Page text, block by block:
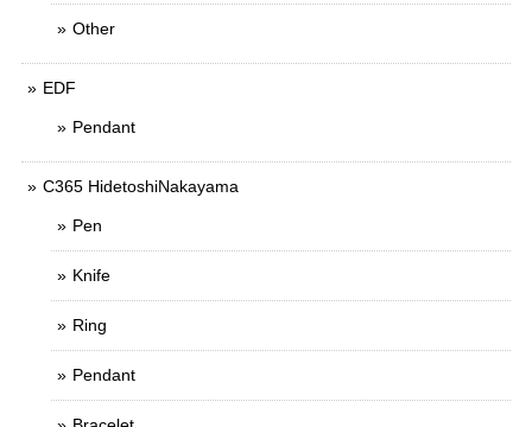
Other
EDF
Pendant
C365 HidetoshiNakayama
Pen
Knife
Ring
Pendant